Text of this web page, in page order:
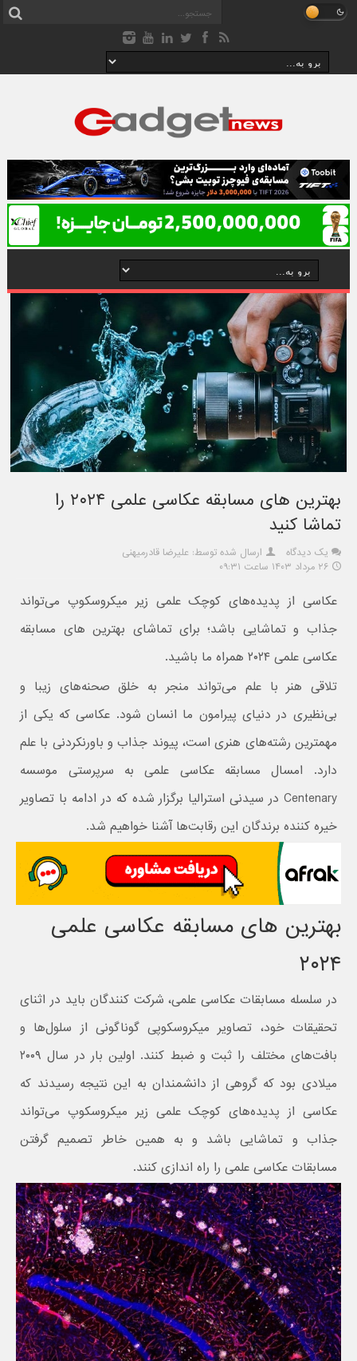
بهترین های مسابقه عکاسی علمی ۲۰۲۴ را
تماشا کنید
یک دیدگاه
ارسال شده توسط: علیرضا قادرمیهنی
۲۶ مرداد ۱۴۰۳ ساعت ۰۹:۳۱
عکاسی از پدیده‌های کوچک علمی زیر میکروسکوپ می‌تواند
جذاب و تماشایی باشد؛ برای تماشای بهترین های مسابقه
عکاسی علمی ۲۰۲۴ همراه ما باشید.
تلاقی هنر با علم می‌تواند منجر به خلق صحنه‌های زیبا و
بی‌نظیری در دنیای پیرامون ما انسان شود. عکاسی که یکی از
مهمترین رشته‌های هنری است، پیوند جذاب و باورنکردنی با علم
دارد. امسال مسابقه عکاسی علمی به سرپرستی موسسه
Centenary در سیدنی استرالیا برگزار شده که در ادامه با تصاویر
خیره کننده برندگان این رقابت‌ها آشنا خواهیم شد.
بهترین های مسابقه عکاسی علمی
۲۰۲۴
در سلسله مسابقات عکاسی علمی، شرکت کنندگان باید در اثنای
تحقیقات خود، تصاویر میکروسکوپی گوناگونی از سلول‌ها و
بافت‌های مختلف را ثبت و ضبط کنند. اولین بار در سال ۲۰۰۹
میلادی بود که گروهی از دانشمندان به این نتیجه رسیدند که
عکاسی از پدیده‌های کوچک علمی زیر میکروسکوپ می‌تواند
جذاب و تماشایی باشد و به همین خاطر تصمیم گرفتن
مسابقات عکاسی علمی را راه اندازی کنند.